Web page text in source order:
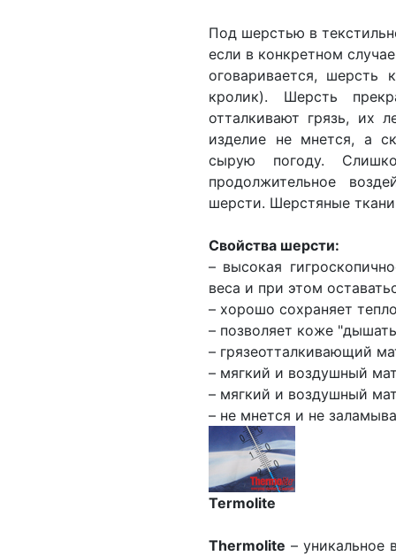
Под шерстью в
если в конкретном
оговаривается, шерсть
кролик). Шерсть
отталкивают грязь, их
изделие не мнется, а
сырую погоду.
продолжительное
шерсти. Шерстяные
Свойства шерсти:
– высокая
веса и при этом
– хорошо сохраняет
– позволяет коже
– грязеотталкивающий
– мягкий и воздушный
– мягкий и воздушный
– не мнется и не
Termolite
Thermolite – уникальное